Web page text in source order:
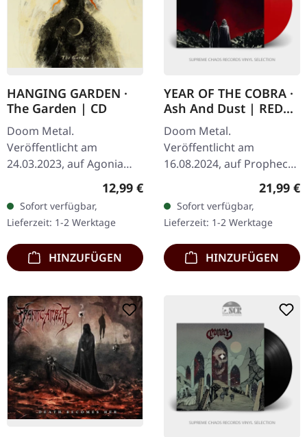
HANGING GARDEN ·
The Garden | CD
Doom Metal.
Veröffentlicht am
24.03.2023, auf Agonia
Records. CD im Jewelcase.
Hanging Garden liefert
mit „The Garden" ein
atemberaubendes Opus
ab,…
Regulärer Preis:
12,99 €
Sofort verfügbar,
Lieferzeit: 1-2 Werktage
HINZUFÜGEN
YEAR OF THE COBRA ·
Ash And Dust | RED
LP
Doom Metal.
Veröffentlicht am
16.08.2024, auf Prophecy
Productions. Rotes Vinyl
im Standard-Cover inkl.
gefütterter Innenhülle
und Schutzhülle.…
21,99 €
Sofort verfügbar,
Lieferzeit: 1-2 Werktage
HINZUFÜGEN